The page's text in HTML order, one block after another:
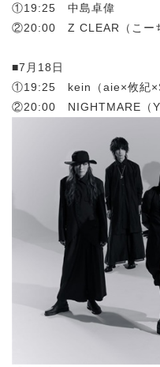
①19:25 中島卓偉
②20:00 Z CLEAR（こー
■7月18日
①19:25 kein（aie×攸紀
②20:00 NIGHTMARE（